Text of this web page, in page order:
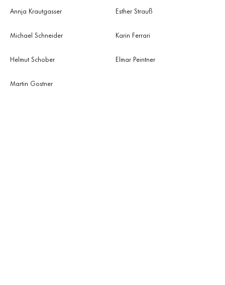
Annja Krautgasser Esther Strauß
Michael Schneider Karin Ferrari
Helmut Schober Elmar Peintner
Martin Gostner